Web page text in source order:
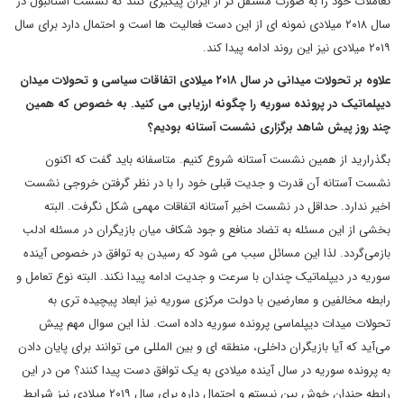
سال ۲۰۱۸ میلادی نمونه ای از این دست فعالیت ها است و احتمال دارد برای سال
۲۰۱۹ میلادی نیز این روند ادامه پیدا کند.
علاوه بر تحولات میدانی در سال ۲۰۱۸ میلادی اتفاقات سیاسی و تحولات میدان
دیپلماتیک در پرونده سوریه را چگونه ارزیابی می کنید. به خصوص که همین
چند روز پیش شاهد برگزاری نشست آستانه بودیم؟
بگذرارید از همین نشست آستانه شروع کنیم. متاسفانه باید گفت که اکنون
نشست آستانه آن قدرت و جدیت قبلی خود را با در نظر گرفتن خروجی نشست
اخیر ندارد. حداقل در نشست اخیر آستانه اتفاقات مهمی شکل نگرفت. البته
بخشی از این مسئله به تضاد منافع و جود شکاف میان بازیگران در مسئله ادلب
بازمی‌گردد. لذا این مسائل سبب می شود که رسیدن به توافق در خصوص آینده
سوریه در دیپلماتیک چندان با سرعت و جدیت ادامه پیدا نکند. البته نوع تعامل و
رابطه مخالفین و معارضین با دولت مرکزی سوریه نیز ابعاد پیچیده تری به
تحولات میدات دیپلماسی پرونده سوریه داده است. لذا این سوال مهم پیش
می‌آید که آیا بازیگران داخلی، منطقه ای و بین المللی می توانند برای پایان دادن
به پرونده سوریه در سال آینده میلادی به یک توافق دست پیدا کنند؟ من در این
رابطه چندان خوش بین نیستم و احتمال داره برای سال ۲۰۱۹ میلادی نیز شرایط